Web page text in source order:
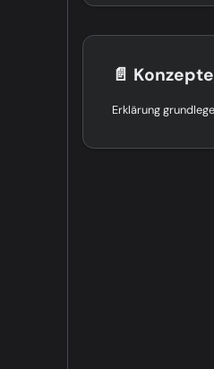
📄️ Konzepte